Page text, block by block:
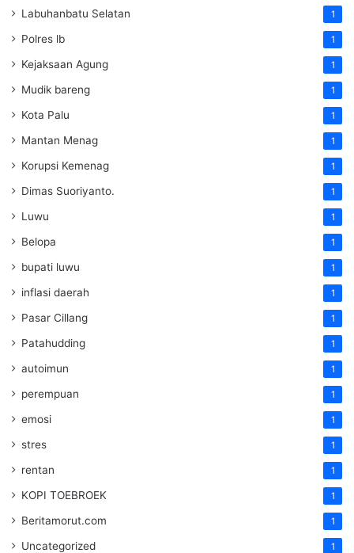
Labuhanbatu Selatan 1
Polres lb 1
Kejaksaan Agung 1
Mudik bareng 1
Kota Palu 1
Mantan Menag 1
Korupsi Kemenag 1
Dimas Suoriyanto. 1
Luwu 1
Belopa 1
bupati luwu 1
inflasi daerah 1
Pasar Cillang 1
Patahudding 1
autoimun 1
perempuan 1
emosi 1
stres 1
rentan 1
KOPI TOEBROEK 1
Beritamorut.com 1
Uncategorized 1